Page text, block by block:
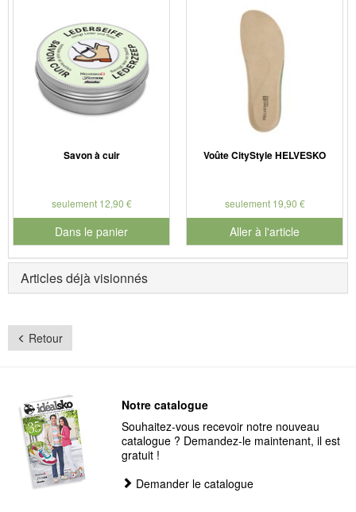
Savon à cuir
seulement 12,90 €
Dans le panier
pour le numéro de produit 901127
Voûte CityStyle HELVESKO
seulement 19,90 €
Aller à l'article
Articles déjà visionnés
Retour
Notre catalogue
Souhaitez-vous recevoir notre nouveau
catalogue ? Demandez-le maintenant, il est
gratuit !
Demander le catalogue